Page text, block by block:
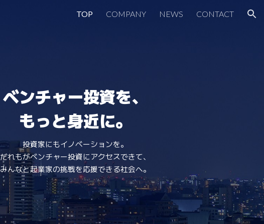
TOP COMPANY NEWS CONTACT
ベンチャー投資を、
もっと身近に。
投資家にもイノベーションを。
だれもがベンチャー投資にアクセスできて、
みんなと起業家の挑戦を応援できる社会へ。